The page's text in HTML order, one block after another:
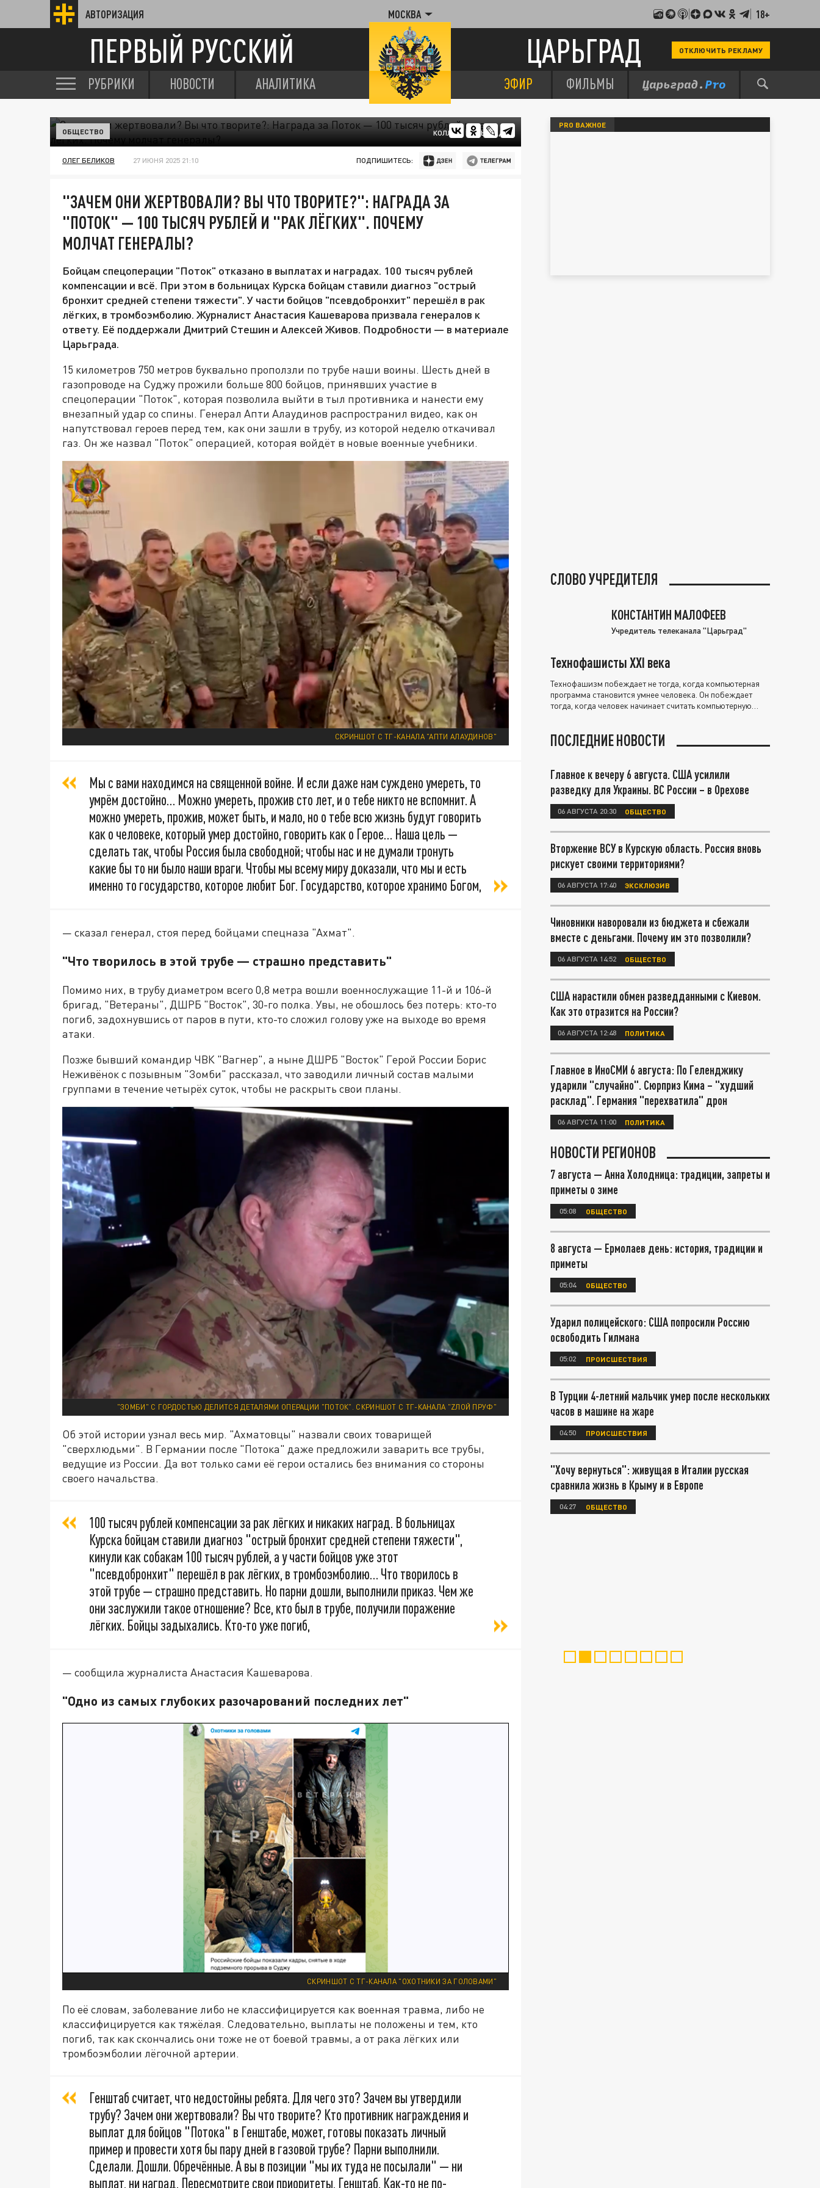
АВТОРИЗАЦИЯ МОСКВА 18+
ПЕРВЫЙ РУССКИЙ ЦАРЬГРАД ОТКЛЮЧИТЬ РЕКЛАМУ
РУБРИКИ НОВОСТИ АНАЛИТИКА ЭФИР ФИЛЬМЫ
КОЛЛАЖ ЦАРЬГРАДА
ОБЩЕСТВО
ОЛЕГ БЕЛИКОВ 27 ИЮНЯ 2025 21:10 ПОДПИШИТЕСЬ:
"ЗАЧЕМ ОНИ ЖЕРТВОВАЛИ? ВЫ ЧТО ТВОРИТЕ?": НАГРАДА ЗА
"ПОТОК" — 100 ТЫСЯЧ РУБЛЕЙ И "РАК ЛЁГКИХ". ПОЧЕМУ
МОЛЧАТ ГЕНЕРАЛЫ?
Бойцам спецоперации "Поток" отказано в выплатах и наградах. 100 тысяч рублей
компенсации и всё. При этом в больницах Курска бойцам ставили диагноз "острый
бронхит средней степени тяжести". У части бойцов "псевдобронхит" перешёл в рак
лёгких, в тромбоэмболию. Журналист Анастасия Кашеварова призвала генералов к
ответу. Её поддержали Дмитрий Стешин и Алексей Живов. Подробности — в материале
Царьграда.
15 километров 750 метров буквально проползли по трубе наши воины. Шесть дней в
газопроводе на Суджу прожили больше 800 бойцов, принявших участие в
спецоперации "Поток", которая позволила выйти в тыл противника и нанести ему
внезапный удар со спины. Генерал Апти Алаудинов распространил видео, как он
напутствовал героев перед тем, как они зашли в трубу, из которой неделю откачивал
газ. Он же назвал "Поток" операцией, которая войдёт в новые военные учебники.
СКРИНШОТ С ТГ-КАНАЛА "АПТИ АЛАУДИНОВ"
Мы с вами находимся на священной войне. И если даже нам суждено умереть, то
умрём достойно… Можно умереть, прожив сто лет, и о тебе никто не вспомнит. А
можно умереть, прожив, может быть, и мало, но о тебе всю жизнь будут говорить
как о человеке, который умер достойно, говорить как о Герое… Наша цель —
сделать так, чтобы Россия была свободной; чтобы нас и не думали тронуть
какие бы то ни было наши враги. Чтобы мы всему миру доказали, что мы и есть
именно то государство, которое любит Бог. Государство, которое хранимо Богом,
— сказал генерал, стоя перед бойцами спецназа "Ахмат".
"Что творилось в этой трубе — страшно представить"
Помимо них, в трубу диаметром всего 0,8 метра вошли военнослужащие 11-й и 106-й
бригад, "Ветераны", ДШРБ "Восток", 30-го полка. Увы, не обошлось без потерь: кто-то
погиб, задохнувшись от паров в пути, кто-то сложил голову уже на выходе во время
атаки.
Позже бывший командир ЧВК "Вагнер", а ныне ДШРБ "Восток" Герой России Борис
Неживëнок с позывным "Зомби" рассказал, что заводили личный состав малыми
группами в течение четырёх суток, чтобы не раскрыть свои планы.
"ЗОМБИ" С ГОРДОСТЬЮ ДЕЛИТСЯ ДЕТАЛЯМИ ОПЕРАЦИИ "ПОТОК". СКРИНШОТ С ТГ-КАНАЛА "ZЛОЙ ПРУФ"
Об этой истории узнал весь мир. "Ахматовцы" назвали своих товарищей
"сверхлюдьми". В Германии после "Потока" даже предложили заварить все трубы,
ведущие из России. Да вот только сами её герои остались без внимания со стороны
своего начальства.
100 тысяч рублей компенсации за рак лёгких и никаких наград. В больницах
Курска бойцам ставили диагноз "острый бронхит средней степени тяжести",
кинули как собакам 100 тысяч рублей, а у части бойцов уже этот
"псевдобронхит" перешёл в рак лёгких, в тромбоэмболию… Что творилось в
этой трубе — страшно представить. Но парни дошли, выполнили приказ. Чем же
они заслужили такое отношение? Все, кто был в трубе, получили поражение
лёгких. Бойцы задыхались. Кто-то уже погиб,
— сообщила журналиста Анастасия Кашеварова.
"Одно из самых глубоких разочарований последних лет"
СКРИНШОТ С ТГ-КАНАЛА "ОХОТНИКИ ЗА ГОЛОВАМИ"
По её словам, заболевание либо не классифицируется как военная травма, либо не
классифицируется как тяжёлая. Следовательно, выплаты не положены и тем, кто
погиб, так как скончались они тоже не от боевой травмы, а от рака лёгких или
тромбоэмболии лёгочной артерии.
Генштаб считает, что недостойны ребята. Для чего это? Зачем вы утвердили
трубу? Зачем они жертвовали? Вы что творите? Кто противник награждения и
выплат для бойцов "Потока" в Генштабе, может, готовы показать личный
пример и провести хотя бы пару дней в газовой трубе? Парни выполнили.
Сделали. Дошли. Обречённые. А вы в позиции "мы их туда не посылали" — ни
выплат, ни наград. Пересмотрите свои приоритеты, Генштаб. Как-то не по-
PRO ВАЖНОЕ
СЛОВО УЧРЕДИТЕЛЯ
КОНСТАНТИН МАЛОФЕЕВ
Учредитель телеканала "Царьград"
Технофашисты XXI века
Технофашизм побеждает не тогда, когда компьютерная
программа становится умнее человека. Он побеждает
тогда, когда человек начинает считать компьютерную
ПОСЛЕДНИЕ НОВОСТИ
Главное к вечеру 6 августа. США усилили
разведку для Украины. ВС России – в Орехове
06 АВГУСТА 20:30 ОБЩЕСТВО
Вторжение ВСУ в Курскую область. Россия вновь
рискует своими территориями?
06 АВГУСТА 17:40 ЭКСКЛЮЗИВ
Чиновники наворовали из бюджета и сбежали
вместе с деньгами. Почему им это позволили?
06 АВГУСТА 14:52 ОБЩЕСТВО
США нарастили обмен разведданными с Киевом.
Как это отразится на России?
06 АВГУСТА 12:48 ПОЛИТИКА
Главное в ИноСМИ 6 августа: По Геленджику
ударили "случайно". Сюрприз Кима – "худший
расклад". Германия "перехватила" дрон
06 АВГУСТА 11:00 ПОЛИТИКА
НОВОСТИ РЕГИОНОВ
7 августа — Анна Холодница: традиции, запреты и
приметы о зиме
05:08 ОБЩЕСТВО
8 августа — Ермолаев день: история, традиции и
приметы
05:04 ОБЩЕСТВО
Ударил полицейского: США попросили Россию
освободить Гилмана
05:02 ПРОИСШЕСТВИЯ
В Турции 4-летний мальчик умер после нескольких
часов в машине на жаре
04:50 ПРОИСШЕСТВИЯ
"Хочу вернуться": живущая в Италии русская
сравнила жизнь в Крыму и в Европе
04:27 ОБЩЕСТВО